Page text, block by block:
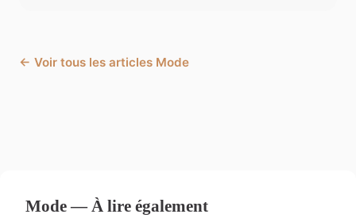
← Voir tous les articles Mode
Mode — À lire également